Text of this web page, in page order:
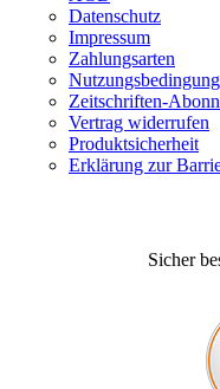
Datenschutz
Impressum
Zahlungsarten
Zeitschriften-
Vertrag widerrufen
Produktsicherheit
Erklärung zur
Sicher